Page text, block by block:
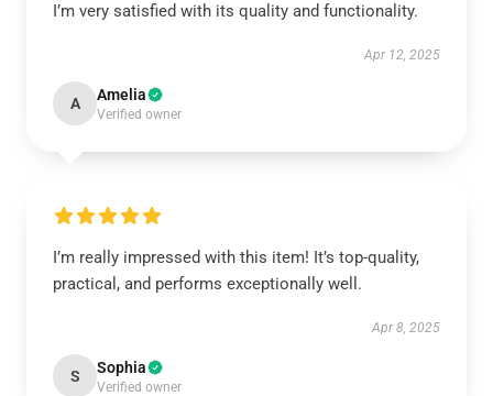
I’m very satisfied with its quality and functionality.
Apr 12, 2025
A Amelia
Verified owner
I’m really impressed with this item! It’s top-quality,
practical, and performs exceptionally well.
Apr 8, 2025
S Sophia
Verified owner